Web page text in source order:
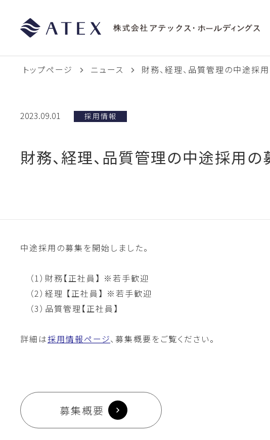
トップページ ニュース 財務、経理、品質管理の中途採
2023.09.01 採用情報
財務、経理、品質管理の中途採用の
中途採用の募集を開始しました。
（1）財務【正社員】 ※若手歓迎
（2）経理 【正社員】 ※若手歓迎
（3）品質管理【正社員】
詳細は採用情報ページ、募集概要をご覧ください。
募集概要